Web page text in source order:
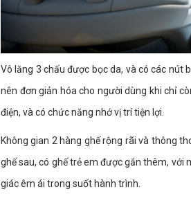
Vô lăng 3 chấu được bọc da, và có các nút
nên đơn giản hóa cho người dùng khi chỉ
điện, và có chức năng nhớ vị trí tiện lợi.
Không gian 2 hàng ghế rộng rãi và thông
ghế sau, có ghế trẻ em được gắn thêm, với
giác êm ái trong suốt hành trình.